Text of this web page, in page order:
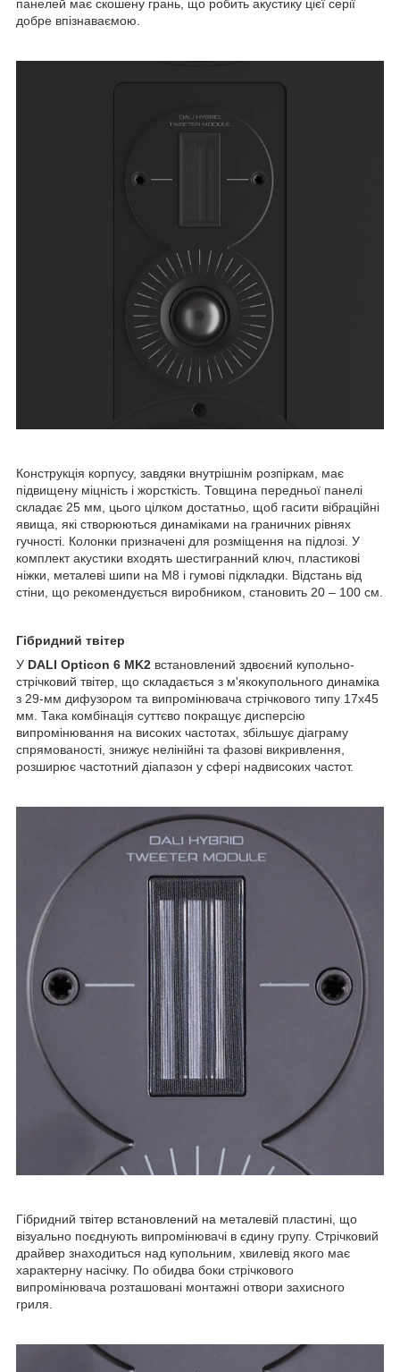
панелей має скошену грань, що робить акустику цієї серії
добре впізнаваємою.
Конструкція корпусу, завдяки внутрішнім розпіркам, має
підвищену міцність і жорсткість. Товщина передньої панелі
складає 25 мм, цього цілком достатньо, щоб гасити вібраційні
явища, які створюються динаміками на граничних рівнях
гучності. Колонки призначені для розміщення на підлозі. У
комплект акустики входять шестигранний ключ, пластикові
ніжки, металеві шипи на М8 і гумові підкладки. Відстань від
стіни, що рекомендується виробником, становить 20 – 100 см.
Гібридний твітер
У DALI Opticon 6 MK2 встановлений здвоєний купольно-
стрічковий твітер, що складається з м'якокупольного динаміка
з 29-мм дифузором та випромінювача стрічкового типу 17х45
мм. Така комбінація суттєво покращує дисперсію
випромінювання на високих частотах, збільшує діаграму
спрямованості, знижує нелінійні та фазові викривлення,
розширює частотний діапазон у сфері надвисоких частот.
Гібридний твітер встановлений на металевій пластині, що
візуально поєднують випромінювачі в єдину групу. Стрічковий
драйвер знаходиться над купольним, хвилевід якого має
характерну насічку. По обидва боки стрічкового
випромінювача розташовані монтажні отвори захисного
гриля.